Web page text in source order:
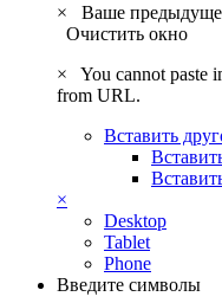
×
Ваше
Очистить окно
×
You cannot paste
from URL.
Вставить
×
Desktop
Tablet
Phone
Введите символы